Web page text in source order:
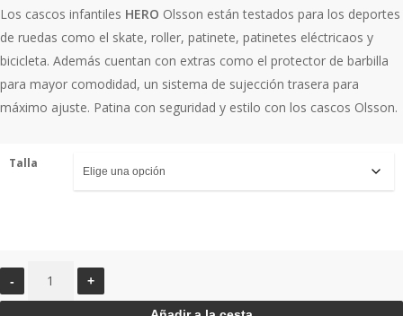
original
era:
55,90€.
actual
es:
24,90€.
Los cascos infantiles HERO Olsson están testados para los deportes
de ruedas como el skate, roller, patinete, patinetes eléctricaos y
bicicleta. Además cuentan con extras como el protector de barbilla
para mayor comodidad, un sistema de sujección trasera para
máximo ajuste. Patina con seguridad y estilo con los cascos Olsson.
Talla